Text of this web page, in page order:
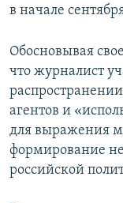
в начале
Обосновывая
что журналист
агентов и
для выражения
формирование
российской